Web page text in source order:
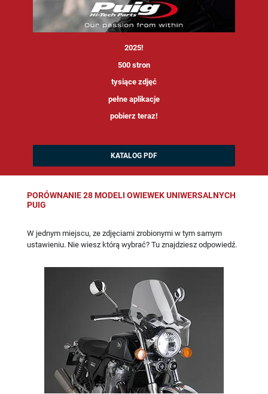
2025!
500 stron
tysiące zdjęć
pełne aplikacje
pobierz teraz!
KATALOG PDF
PORÓWNANIE 28 MODELI OWIEWEK UNIWERSALNYCH
PUIG
W jednym miejscu, ze zdjęciami zrobionymi w tym samym
ustawieniu. Nie wiesz którą wybrać? Tu znajdziesz odpowiedź.